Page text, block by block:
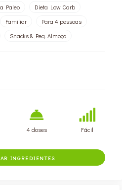
Paleo
Dieta Low Carb
Familiar
Para 4 pessoas
Snacks & Peq. Almoço
4 doses Fácil
INGREDIENTES